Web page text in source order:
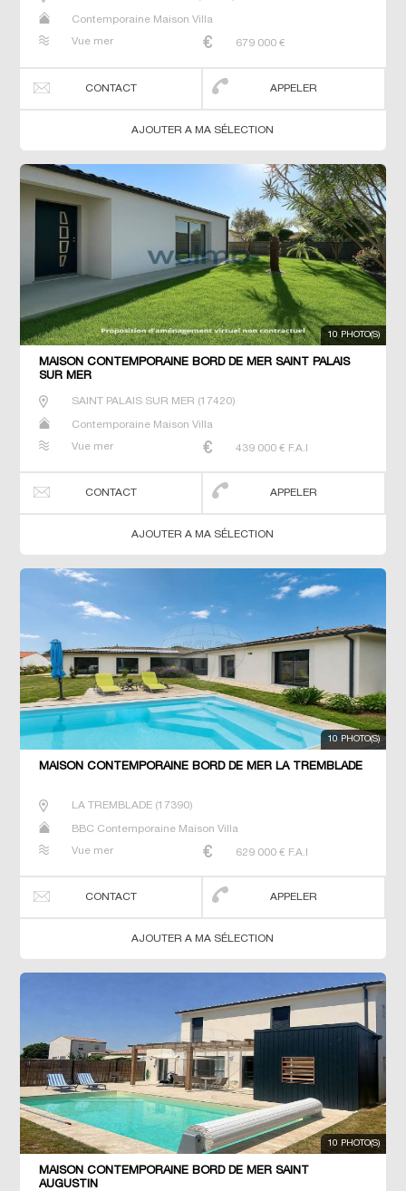
Contemporaine Maison Villa
Vue mer 679 000 €
CONTACT APPELER
AJOUTER A MA SÉLECTION
10 PHOTO(S)
MAISON CONTEMPORAINE BORD DE MER SAINT PALAIS
SUR MER
SAINT PALAIS SUR MER (17420)
Contemporaine Maison Villa
Vue mer 439 000 € F.A.I
CONTACT APPELER
AJOUTER A MA SÉLECTION
10 PHOTO(S)
MAISON CONTEMPORAINE BORD DE MER LA TREMBLADE
LA TREMBLADE(17390)
BBC Contemporaine Maison Villa
Vue mer 629 000 € F.A.I
CONTACT APPELER
AJOUTER A MA SÉLECTION
10 PHOTO(S)
MAISON CONTEMPORAINE BORD DE MER SAINT
AUGUSTIN